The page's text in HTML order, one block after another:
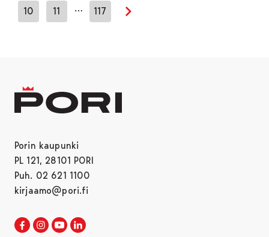
10 11 … 117
Seuraava sivu
Porin kaupunki
PL 121, 28101 PORI
Puh. 02 621 1100
kirjaamo@pori.fi
Porin kaupunki Facebookissa
Avautuu uudessa välilehdessä
Porin kaupunki Instagramissa
Avautuu uudessa välilehdessä
Porin kaupunki Youtubessa
Avautuu uudessa välilehdessä